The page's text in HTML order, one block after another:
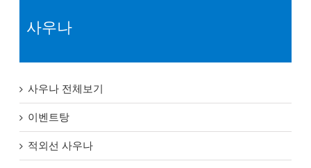
사우나
사우나 전체보기
이벤트탕
적외선 사우나